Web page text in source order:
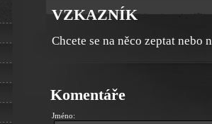
VZKAZNÍK
Chcete se na něco zeptat nebo
Komentáře
Jméno: